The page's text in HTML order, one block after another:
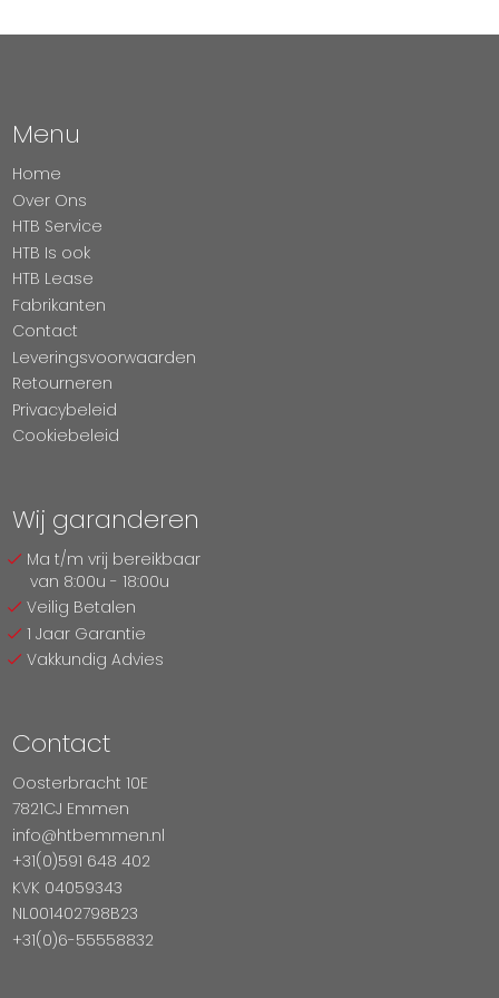
Menu
Home
Over Ons
HTB Service
HTB Is ook
HTB Lease
Fabrikanten
Contact
Leveringsvoorwaarden
Retourneren
Privacybeleid
Cookiebeleid
Wij garanderen
Ma t/m vrij bereikbaar
van 8:00u - 18:00u
Veilig Betalen
1 Jaar Garantie
Vakkundig Advies
Contact
Oosterbracht 10E
7821CJ Emmen
info@htbemmen.nl
+31(0)591 648 402
KVK 04059343
NL001402798B23
+31(0)6-55558832